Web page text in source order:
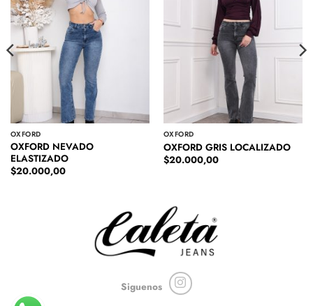
OXFORD
OXFORD NEVADO
ELASTIZADO
$20.000,00
OXFORD
OXFORD GRIS LOCALIZADO
$20.000,00
Siguenos